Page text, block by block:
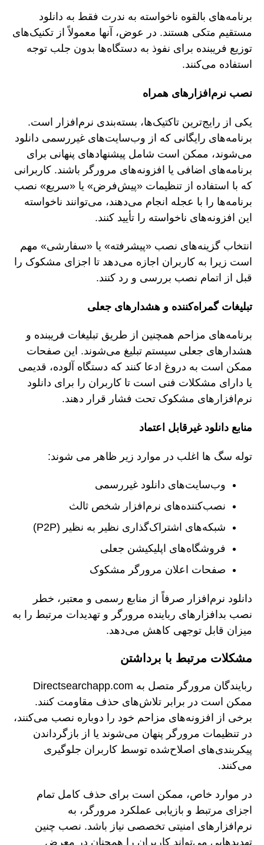
برنامه‌های بالقوه ناخواسته به ندرت فقط به دانلود
مستقیم متکی هستند. در عوض، آنها معمولاً از تکنیک‌های
توزیع فریبنده برای نفوذ به دستگاه‌ها بدون جلب توجه
استفاده می‌کنند.
نصب نرم‌افزارهای همراه
یکی از رایج‌ترین تاکتیک‌ها، بسته‌بندی نرم‌افزار است.
برنامه‌های رایگانی که از وب‌سایت‌های غیررسمی دانلود
می‌شوند، ممکن است شامل پیشنهادهای پنهانی برای
برنامه‌های اضافی یا افزونه‌های مرورگر باشند. کاربرانی
که با استفاده از تنظیمات «پیش‌فرض» یا «سریع» نصب
برنامه‌ها را با عجله انجام می‌دهند، می‌توانند ناخواسته
این افزونه‌های ناخواسته را تأیید کنند.
انتخاب گزینه‌های نصب «پیشرفته» یا «سفارشی» مهم
است زیرا به کاربران اجازه می‌دهد تا اجزای مشکوک را
قبل از اتمام نصب بررسی و رد کنند.
تبلیغات گمراه‌کننده و هشدارهای جعلی
برنامه‌های مزاحم همچنین از طریق تبلیغات فریبنده و
هشدارهای جعلی سیستم تبلیغ می‌شوند. این صفحات
ممکن است به دروغ ادعا کنند که دستگاه آلوده، قدیمی
یا دارای مشکلات فنی است تا کاربران را برای دانلود
نرم‌افزارهای مشکوک تحت فشار قرار دهند.
منابع دانلود غیرقابل اعتماد
توله سگ ها اغلب در موارد زیر ظاهر می شوند:
وب‌سایت‌های دانلود غیررسمی
نصب‌کننده‌های نرم‌افزار شخص ثالث
شبکه‌های اشتراک‌گذاری نظیر به نظیر (P2P)
فروشگاه‌های اپلیکیشن جعلی
صفحات اعلان مرورگر مشکوک
دانلود نرم‌افزار صرفاً از منابع رسمی و معتبر، خطر
نصب بدافزارهای رباینده مرورگر و تهدیدات مرتبط را به
میزان قابل توجهی کاهش می‌دهد.
مشکلات مرتبط با برداشتن
ربایندگان مرورگر متصل به Directsearchapp.com
ممکن است در برابر تلاش‌های حذف مقاومت کنند.
برخی از افزونه‌های مزاحم خود را دوباره نصب می‌کنند،
در تنظیمات مرورگر پنهان می‌شوند یا از بازگرداندن
پیکربندی‌های اصلاح‌شده توسط کاربران جلوگیری
می‌کنند.
در موارد خاص، ممکن است برای حذف کامل تمام
اجزای مرتبط و بازیابی عملکرد مرورگر، به
نرم‌افزارهای امنیتی تخصصی نیاز باشد. نصب چنین
تهدیدهایی می‌تواند کاربران را همچنان در معرض